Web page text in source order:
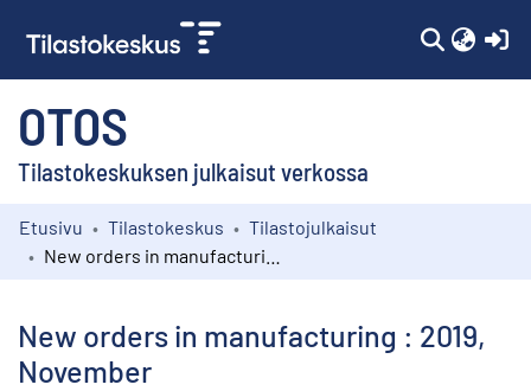
OTOS
Tilastokeskuksen julkaisut verkossa
Kokoelmat
Etusivu Tilastokeskus
Tilastojulkaisut
New orders in manufacturing : 2019,
November